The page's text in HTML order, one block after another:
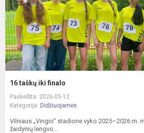
16 taškų iki finalo
Paskelbta: 2026-05-12
Kategorija: Didžiuojamės
Vilniaus „Vingio“ stadione vyko 2025–2026 m.
žaidynių lengvo...